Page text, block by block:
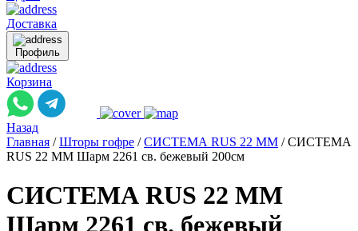
Доставка
Профиль
Корзина
Назад
Главная / Шторы гофре / СИСТЕМА RUS 22 ММ / СИСТЕМА
RUS 22 ММ Шарм 2261 св. бежевый 200см
СИСТЕМА RUS 22 ММ
Шарм 2261 св. бежевый